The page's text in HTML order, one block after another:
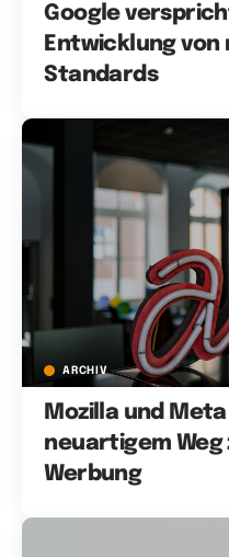
Google
Entwicklung von
Standards
ARCHIV
Mozilla und
neuartigem Weg
Werbung